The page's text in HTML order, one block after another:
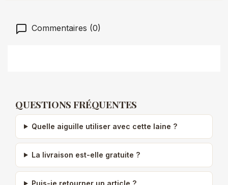
Commentaires (0)
QUESTIONS FRÉQUENTES
Quelle aiguille utiliser avec cette laine ?
La livraison est-elle gratuite ?
Puis-je retourner un article ?